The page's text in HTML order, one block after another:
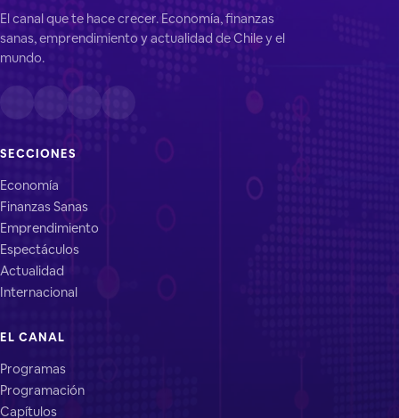
El canal que te hace crecer. Economía, finanzas
sanas, emprendimiento y actualidad de Chile y el
mundo.
SECCIONES
Economía
Finanzas Sanas
Emprendimiento
Espectáculos
Actualidad
Internacional
EL CANAL
Programas
Programación
Capítulos